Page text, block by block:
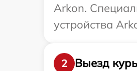
Arkon.
устройства
2
Выезд